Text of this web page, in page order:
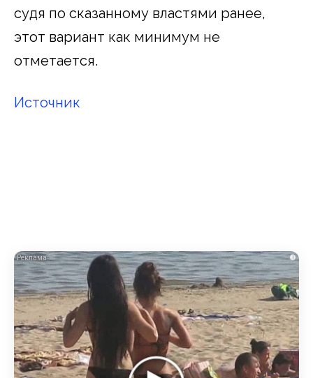
судя по сказанному властями ранее,
этот вариант как минимум не
отметается.
Источник
i